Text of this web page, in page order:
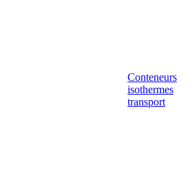
Conteneurs
isothermes
transport